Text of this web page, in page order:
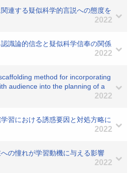
連する疑似科学的言説への態度を
2022
識論的信念と疑似科学信奉の関係
2022
method for incorporating
audience into the planning of a
2022
習における誘惑要因と対処方略に
2022
の憧れが学習動機に与える影響
2022